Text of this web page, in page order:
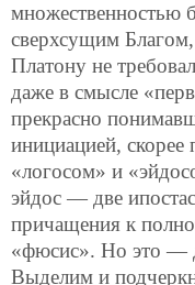
множественностью
сверхсущим
Платону не
даже в смысле
прекрасно
инициацией,
«логосом» и
эйдос — две
причащения к
«фюсис». Но это —
Выделим и